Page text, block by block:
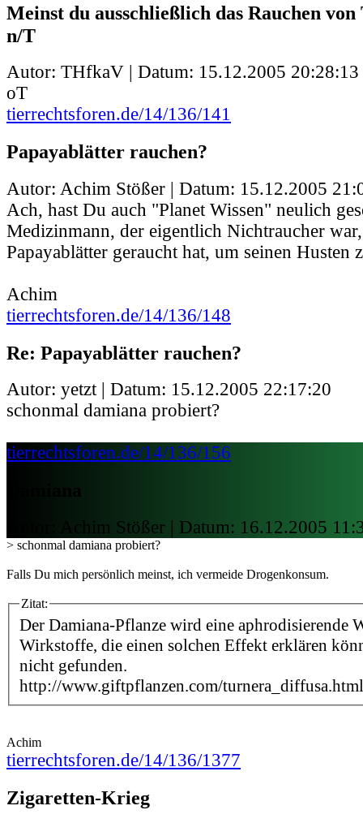
Meinst du ausschließlich das Rauchen
n/T
Autor: THfkaV | Datum: 15.12.2005 20:28:13
oT
tierrechtsforen.de/14/136/141
Papayablätter rauchen?
Autor: Achim Stößer | Datum: 15.12.2005
Ach, hast Du auch "Planet Wissen" neulich
Medizinmann, der eigentlich Nichtraucher
Papayablätter geraucht hat, um seinen Husten
Achim
tierrechtsforen.de/14/136/148
Re: Papayablätter rauchen?
Autor: yetzt | Datum: 15.12.2005 22:17:20
schonmal damiana probiert?
tierrechtsforen.de/14/136/156
Autor: Achim Stößer | Datum: 16.12.2005
> schonmal damiana probiert?
Falls Du mich persönlich meinst, ich vermeide Drogenkonsum.
Zitat:
Der Damiana-Pflanze wird eine aphrodisierende
Wirkstoffe, die einen solchen Effekt erklären
nicht gefunden.
http://www.giftpflanzen.com/turnera_diffusa.html
Achim
tierrechtsforen.de/14/136/1377
Zigaretten-Krieg